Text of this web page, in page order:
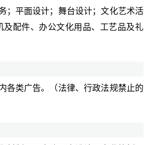
；平面设计；舞台设计；文化艺术活
配件、办公文化用品、工艺品及礼
各类广告。（法律、行政法规禁止的